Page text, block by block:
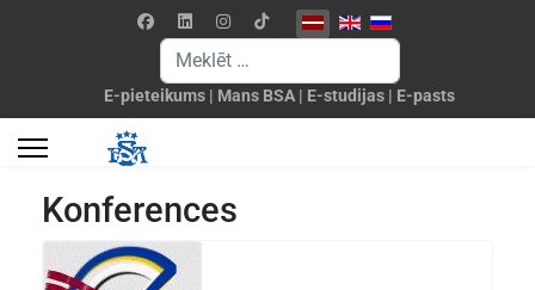
Izvēlieties valodu
Meklēšanas forma
E-pieteikums | Mans BSA | E-studijas | E-pasts
Konferences